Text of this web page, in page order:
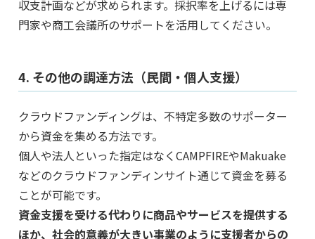
収支計画などが求められます。採択率を上げるには専
門家や商工会議所のサポートを活用してください。
4. その他の調達方法（民間・個人支援）
クラウドファンディングは、不特定多数のサポーター
から資金を集める方法です。
個人や法人といった指定はなくCAMPFIREやMakuake
などのクラウドファンディンサイト通じて資金を募る
ことが可能です。
資金支援を受ける代わりに商品やサービスを提供する
ほか、社会的意義が大きい事業のように支援者からの